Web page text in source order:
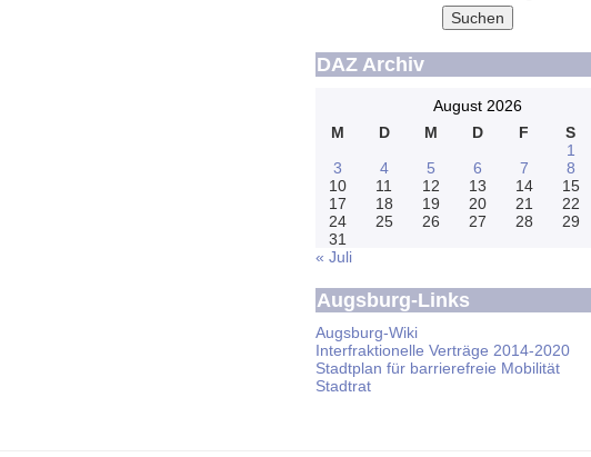
Suchen
DAZ Archiv
August 2026
M
D M D F S
1
3
4 5 6 7 8
10
11 12 13 14 15
17
18 19 20 21 22
24
25 26 27 28 29
31
« Juli
Augsburg-Links
Augsburg-Wiki
Interfraktionelle Verträge 2014-2020
Stadtplan für barrierefreie Mobilität
Stadtrat